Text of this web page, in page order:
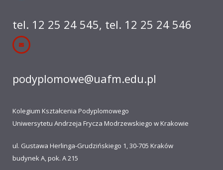
tel. 12 25 24 545, tel. 12 25 24 546
podyplomowe@uafm.edu.pl
Kolegium Kształcenia Podyplomowego
Uniwersytetu Andrzeja Frycza Modrzewskiego w Krakowie
ul. Gustawa Herlinga-Grudzińskiego 1, 30-705 Kraków
budynek A, pok. A 215